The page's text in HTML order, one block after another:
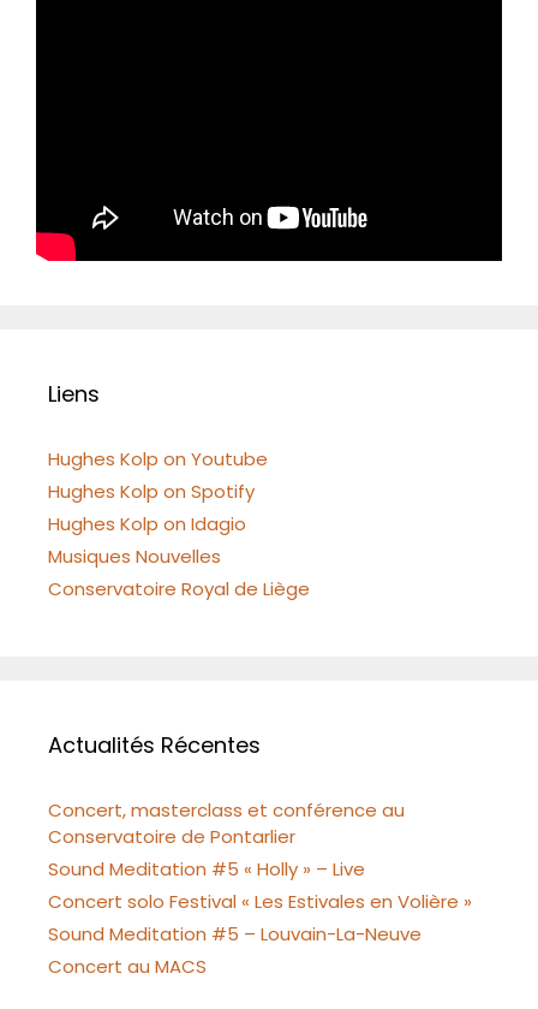
Liens
Hughes Kolp on Youtube
Hughes Kolp on Spotify
Hughes Kolp on Idagio
Musiques Nouvelles
Conservatoire Royal de Liège
Actualités Récentes
Concert, masterclass et conférence au
Conservatoire de Pontarlier
Sound Meditation #5 « Holly » – Live
Concert solo Festival « Les Estivales en Volière »
Sound Meditation #5 – Louvain-La-Neuve
Concert au MACS